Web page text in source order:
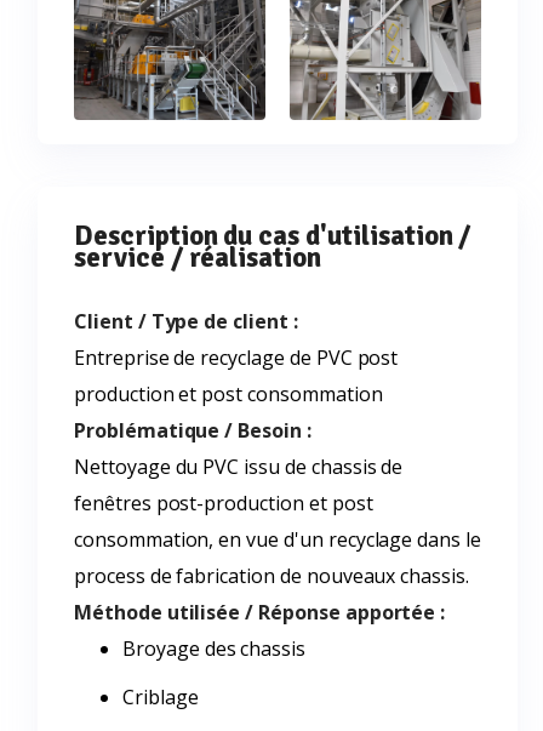
Description du cas d'utilisation /
service / réalisation
Client / Type de client :
Entreprise de recyclage de PVC post
production et post consommation
Problématique / Besoin :
Nettoyage du PVC issu de chassis de
fenêtres post-production et post
consommation, en vue d'un recyclage dans le
process de fabrication de nouveaux chassis.
Méthode utilisée / Réponse apportée :
Broyage des chassis
Criblage